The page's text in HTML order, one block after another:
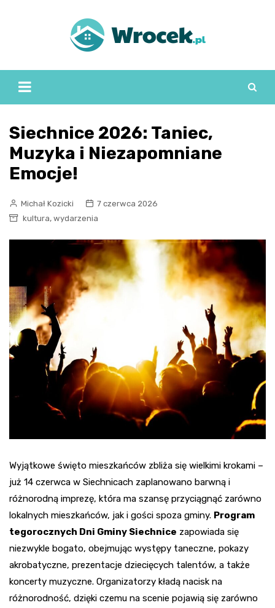
Siechnice 2026: Taniec,
Muzyka i Niezapomniane
Emocje!
Michał Kozicki
7 czerwca 2026
kultura, wydarzenia
Wyjątkowe święto mieszkańców zbliża się wielkimi krokami –
już 14 czerwca w Siechnicach zaplanowano barwną i
różnorodną imprezę, która ma szansę przyciągnąć zarówno
lokalnych mieszkańców, jak i gości spoza gminy. Program
tegorocznych Dni Gminy Siechnice zapowiada się
niezwykle bogato, obejmując występy taneczne, pokazy
akrobatyczne, prezentacje dziecięcych talentów, a także
koncerty muzyczne. Organizatorzy kładą nacisk na
różnorodność, dzięki czemu na scenie pojawią się zarówno